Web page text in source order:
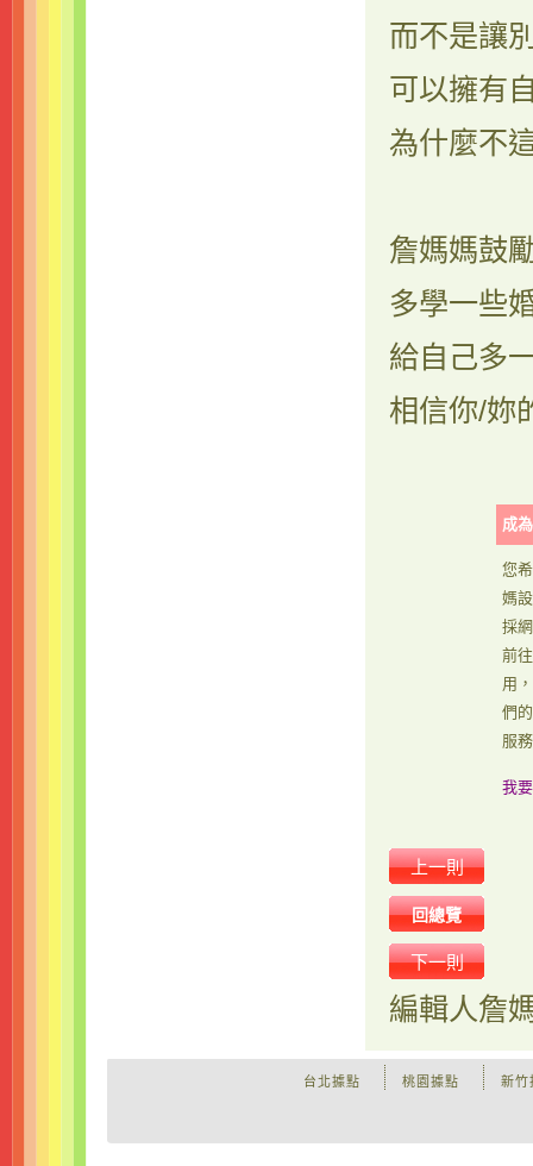
而不是讓
可以擁有
為什麼不
詹媽媽鼓
多學一些
給自己多
相信你/妳
成
您
媽
採
前
用
們
服
我
上一則
回總覽
下一則
編輯人詹
新竹
桃園據點
台北據點